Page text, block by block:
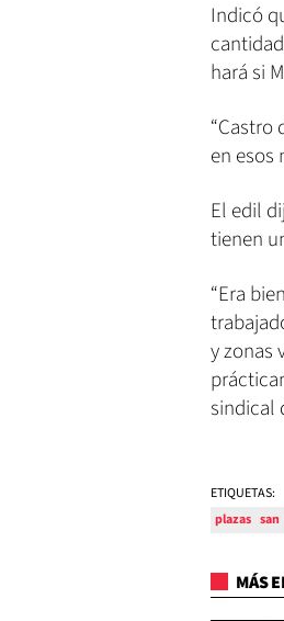
Indicó
hará si
“Castro
en esos
El edil
tienen
“Era
y zonas
sindical
ETIQUETAS:
plazas san
MÁS